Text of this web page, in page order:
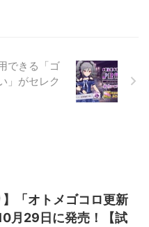
できる「ゴ
」がセレク
】「オトメゴコロ更新
月29日に発売！【試